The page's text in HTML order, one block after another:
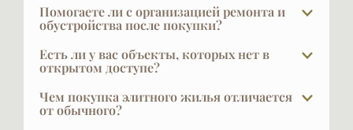
Помогаете ли с организацией ремонта и
обустройства после покупки?
Да, и это очень важный выбор — найти дизайнера и
строителя по рекомендации. Ремонт — большая
только тому, кто был проверен. Мы видим, что
получается на реальных проектах, дорожим
Есть ли у вас объекты, которых нет в
открытом доступе?
В элите далеко не всё есть в открытой рекламе, и
это объяснимо: часть наших клиентов не хочет,
Чем покупка элитного жилья отличается
от обычного?